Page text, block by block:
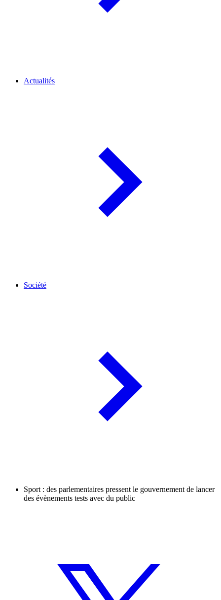
Actualités
Société
Sport : des parlementaires pressent le gouvernement de lancer
des évènements tests avec du public